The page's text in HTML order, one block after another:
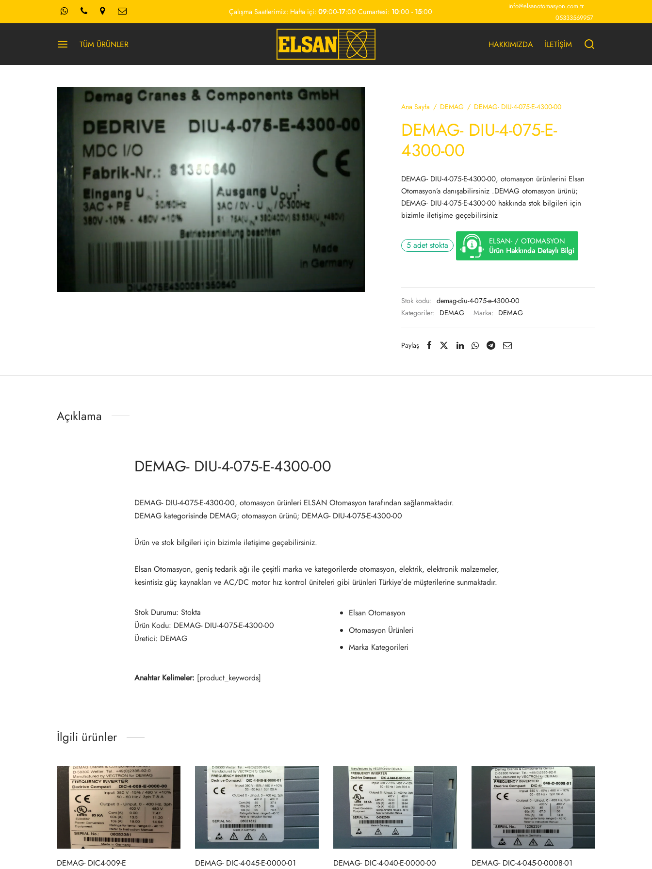
Çalışma Saatlerimiz: Hafta içi: 09:00-17:00 Cumartesi: 10:00 - 15:00
info@elsanotomasyon.com.tr
05333569957
TÜM ÜRÜNLER HAKKIMIZDA İLETİŞİM
Ana Sayfa / DEMAG / DEMAG- DIU-4-075-E-4300-00
DEMAG- DIU-4-075-E-
4300-00
DEMAG- DIU-4-075-E-4300-00, otomasyon ürünlerini Elsan
Otomasyon’a danışabilirsiniz .DEMAG otomasyon ürünü;
DEMAG- DIU-4-075-E-4300-00 hakkında stok bilgileri için
bizimle iletişime geçebilirsiniz
5 adet stokta
ELSAN- / OTOMASYON
Ürün Hakkında Detaylı Bilgi
Stok kodu: demag-diu-4-075-e-4300-00
Kategoriler: DEMAG Marka: DEMAG
Paylaş
Açıklama
DEMAG- DIU-4-075-E-4300-00
DEMAG- DIU-4-075-E-4300-00, otomasyon ürünleri ELSAN Otomasyon tarafından sağlanmaktadır.
DEMAG kategorisinde DEMAG; otomasyon ürünü; DEMAG- DIU-4-075-E-4300-00
Ürün ve stok bilgileri için bizimle iletişime geçebilirsiniz.
Elsan Otomasyon, geniş tedarik ağı ile çeşitli marka ve kategorilerde otomasyon, elektrik, elektronik malzemeler,
kesintisiz güç kaynakları ve AC/DC motor hız kontrol üniteleri gibi ürünleri Türkiye’de müşterilerine sunmaktadır.
Stok Durumu: Stokta
Ürün Kodu: DEMAG- DIU-4-075-E-4300-00
Üretici: DEMAG
Elsan Otomasyon
Otomasyon Ürünleri
Marka Kategorileri
Anahtar Kelimeler: [product_keywords]
İlgili ürünler
DEMAG- DIC4-009-E DEMAG- DIC-4-045-E-0000-01 DEMAG- DIC-4-040-E-0000-00 DEMAG- DIC-4-045-0-0008-01